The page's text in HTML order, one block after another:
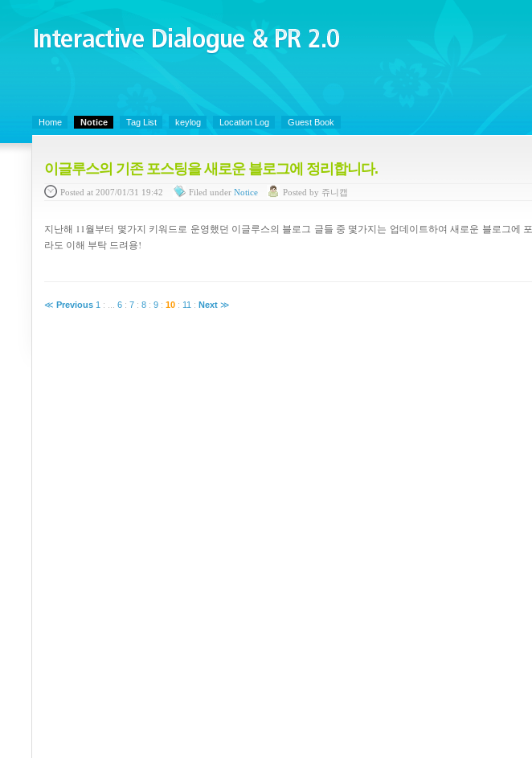
Interactive Dialogue &
PR 2.0
Home Notice Tag List keylog Location Log Guest Book
이글루스의 기존 포스팅을 새로운 블로그에 정리합니다.
Posted at 2007/01/31 19:42 Filed under Notice Posted by 쥬니캡
지난해 11월부터 몇가지 키워드로 운영했던 이글루스의 블로그 글들 중 몇가지는 업데이트하여 새로운 블로그에
라도 이해 부탁 드려용!
≪ Previous 1 : 6 : 7 : 8 : 9 : 10 : 11 : Next ≫